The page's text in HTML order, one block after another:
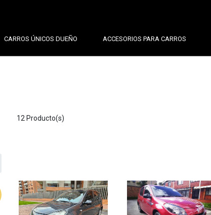
CARROS ÚNICOS DUEÑO ACCESORIOS PARA CARROS
12 Producto(s)